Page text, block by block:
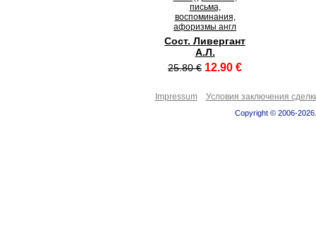
письма,
воспоминания,
афоризмы англ
Сост. Ливергант
А.Л.
25.80 € 12.90 €
Impressum Условия заключения
Copyright © 2006-